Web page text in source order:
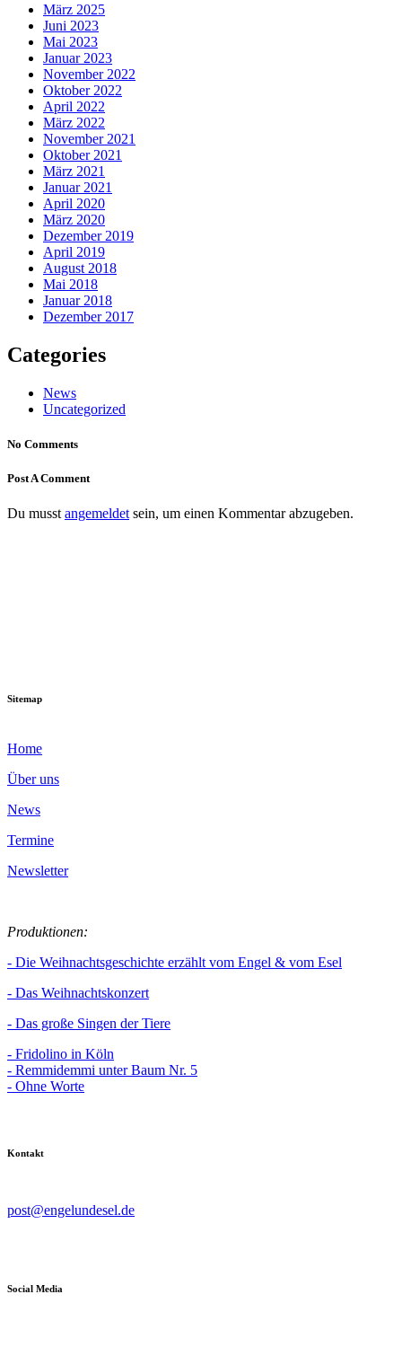
März 2025
Juni 2023
Mai 2023
Januar 2023
November 2022
Oktober 2022
April 2022
März 2022
November 2021
Oktober 2021
März 2021
Januar 2021
April 2020
März 2020
Dezember 2019
April 2019
August 2018
Mai 2018
Januar 2018
Dezember 2017
Categories
News
Uncategorized
No Comments
Post A Comment
Du musst angemeldet sein, um einen Kommentar abzugeben.
Sitemap
Home
Über uns
News
Termine
Newsletter
Produktionen:
- Die Weihnachtsgeschichte erzählt vom Engel & vom Esel
- Das Weihnachtskonzert
- Das große Singen der Tiere
- Fridolino in Köln
- Remmidemmi unter Baum Nr. 5
- Ohne Worte
Kontakt
post@engelundesel.de
Social Media